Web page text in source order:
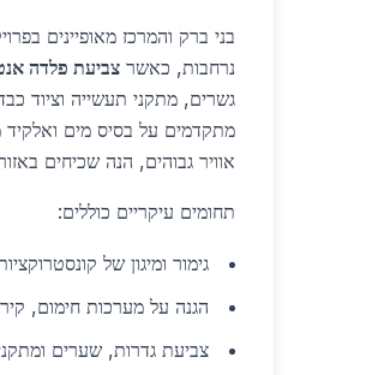
בני ברק והמרכז מאופיינים
נרחבות, כאשר צביעת פלדה
גשרים, מתקני תעשייה וציוד
מתקדמים על בסיס מים ואלקיד
אוויר גבוהים, הנה שכיחים
תחומים עיקריים כוללים:
גימור ומיגון של
הגנה על מערכות חימום,
צביעת גדרות, שערים